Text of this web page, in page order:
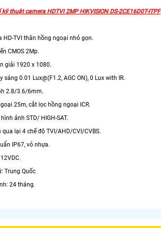
kỹ thuật camera HDTVI 2MP HIKVISION DS-2CE16D0T-ITPF
HD-TVI thân hồng ngoại nhỏ gọn.
CMOS 2Mp.
giải 1920 x 1080.
sáng 0.01 Lux@(F1.2, AGC ON), 0 Lux with IR.
2.8/3.6/6mm.
25m, cắt lọc hồng ngoại ICR.
ảnh STD/ HIGH-SAT.
qua lại 4 chế độ TVI/AHD/CVI/CVBS.
IP67, vỏ nhựa.
Trung Quốc
24 tháng.